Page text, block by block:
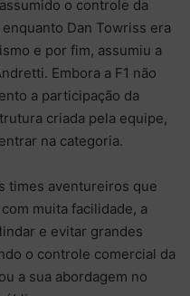
o controle da
Dan Towriss era
e por fim, assumiu a
Embora a F1 não
a participação da
criada pela equipe,
na categoria.
times aventureiros que
muita facilidade, a
e evitar grandes
o controle comercial da
a sua abordagem no